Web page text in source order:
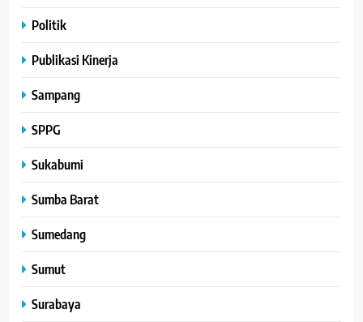
Politik
Publikasi Kinerja
Sampang
SPPG
Sukabumi
Sumba Barat
Sumedang
Sumut
Surabaya